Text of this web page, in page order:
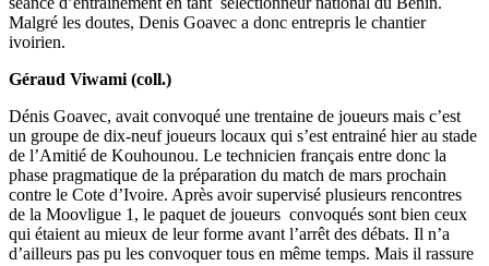
Malgré les doutes, Denis Goavec a donc entrepris le chantier
ivoirien.
Géraud Viwami (coll.)
Dénis Goavec, avait convoqué une trentaine de joueurs mais c’est
un groupe de dix-neuf joueurs locaux qui s’est entrainé hier au stade
de l’Amitié de Kouhounou. Le technicien français entre donc la
phase pragmatique de la préparation du match de mars prochain
contre le Cote d’Ivoire. Après avoir supervisé plusieurs rencontres
de la Moovligue 1, le paquet de joueurs convoqués sont bien ceux
qui étaient au mieux de leur forme avant l’arrêt des débats. Il n’a
d’ailleurs pas pu les convoquer tous en même temps. Mais il rassure